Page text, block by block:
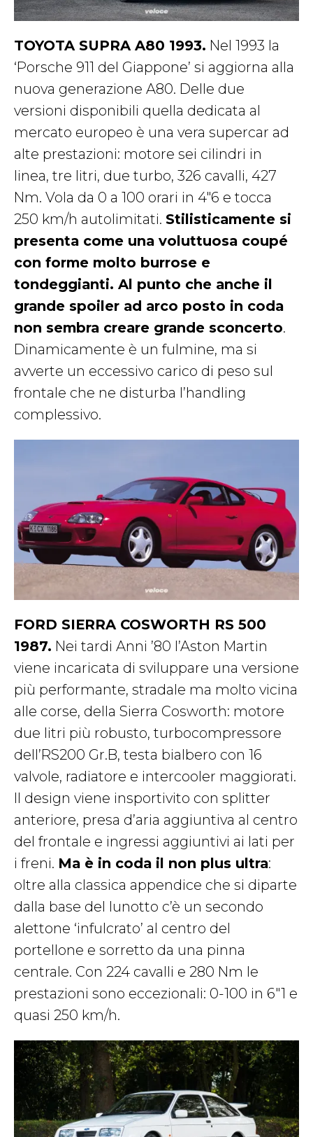
TOYOTA SUPRA A80 1993. Nel 1993 la
‘Porsche 911 del Giappone’ si aggiorna alla
nuova generazione A80. Delle due
versioni disponibili quella dedicata al
mercato europeo è una vera supercar ad
alte prestazioni: motore sei cilindri in
linea, tre litri, due turbo, 326 cavalli, 427
Nm. Vola da 0 a 100 orari in 4″6 e tocca
250 km/h autolimitati. Stilisticamente si
presenta come una voluttuosa coupé
con forme molto burrose e
tondeggianti. Al punto che anche il
grande spoiler ad arco posto in coda
non sembra creare grande sconcerto.
Dinamicamente è un fulmine, ma si
avverte un eccessivo carico di peso sul
frontale che ne disturba l’handling
complessivo.
FORD SIERRA COSWORTH RS 500
1987. Nei tardi Anni ’80 l’Aston Martin
viene incaricata di sviluppare una versione
più performante, stradale ma molto vicina
alle corse, della Sierra Cosworth: motore
due litri più robusto, turbocompressore
dell’RS200 Gr.B, testa bialbero con 16
valvole, radiatore e intercooler maggiorati.
Il design viene insportivito con splitter
anteriore, presa d’aria aggiuntiva al centro
del frontale e ingressi aggiuntivi ai lati per
i freni. Ma è in coda il non plus ultra:
oltre alla classica appendice che si diparte
dalla base del lunotto c’è un secondo
alettone ‘infulcrato’ al centro del
portellone e sorretto da una pinna
centrale. Con 224 cavalli e 280 Nm le
prestazioni sono eccezionali: 0-100 in 6″1 e
quasi 250 km/h.